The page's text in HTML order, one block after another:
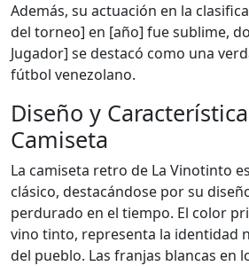
Además, su actuación en la
del torneo] en [año] fue sublime,
Jugador] se destacó como una
fútbol venezolano.
Diseño y
Camiseta
La camiseta retro de La Vinotinto
clásico, destacándose por su
perdurado en el tiempo. El color
vino tinto, representa la identidad
del pueblo. Las franjas blancas en